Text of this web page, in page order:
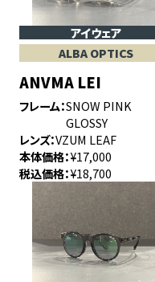
アイウェア
ALBA OPTICS
ANVMA LEI
フレーム SNOW PINK
GLOSSY
レンズ VZUM LEAF
本体価格 ¥17,000
税込価格 ¥18,700